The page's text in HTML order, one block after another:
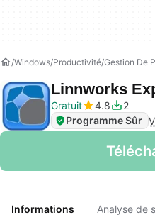
Windows Productivité Gestion De
Linnworks
Gratuit
4.8
2
Programme Sûr V
Informations Analyse de